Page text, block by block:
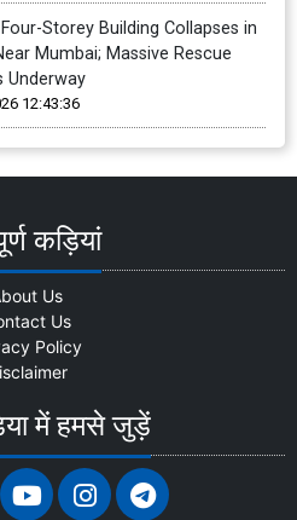
Storey Building Collapses in
Mumbai; Massive Rescue
Underway
12:43:36
कड़ियां
Us
Us
Policy
में हमसे जुड़ें